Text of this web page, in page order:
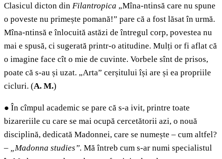
Clasicul dicton din Filantropica „Mîna-ntinsă care nu spune
o poveste nu primește pomană!” pare că a fost lăsat în urmă.
Mîna-ntinsă e înlocuită astăzi de întregul corp, povestea nu
mai e spusă, ci sugerată printr-o atitudine. Mulți or fi aflat că
o imagine face cît o mie de cuvinte. Vorbele sînt de prisos,
poate că s-au și uzat. „Arta” cerșitului își are și ea propriile
cicluri. (A. M.)
● În cîmpul academic se pare că s-a ivit, printre toate
bizareriile cu care se mai ocupă cercetătorii azi, o nouă
disciplină, dedicată Madonnei, care se numește – cum altfel?
–
„Madonna studies”. Mă întreb cum s-ar numi specialistul